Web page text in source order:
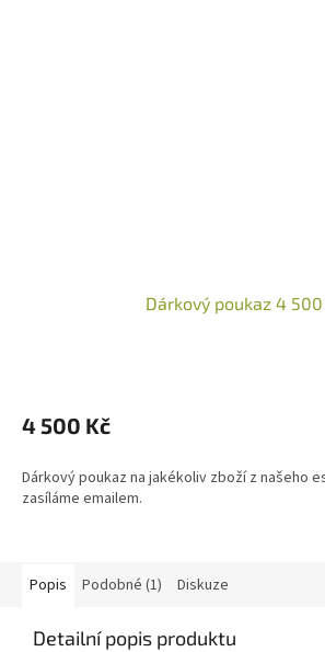
Dárkový poukaz 4 500
4 500 Kč
Dárkový poukaz na jakékoliv zboží z našeho
zasíláme emailem.
Popis Podobné (1) Diskuze
Detailní popis produktu